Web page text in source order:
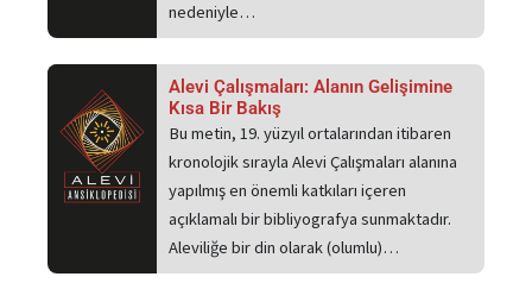
nedeniyle…
Alevi Çalışmaları: Alanın Gelişimine
Kısa Bir Bakış
Bu metin, 19. yüzyıl ortalarından itibaren
kronolojik sırayla Alevi Çalışmaları alanına
yapılmış en önemli katkıları içeren
açıklamalı bir bibliyografya sunmaktadır.
Aleviliğe bir din olarak (olumlu)…